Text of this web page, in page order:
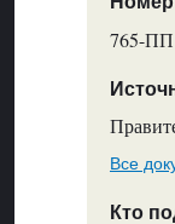
765-ПП
Все
Кто